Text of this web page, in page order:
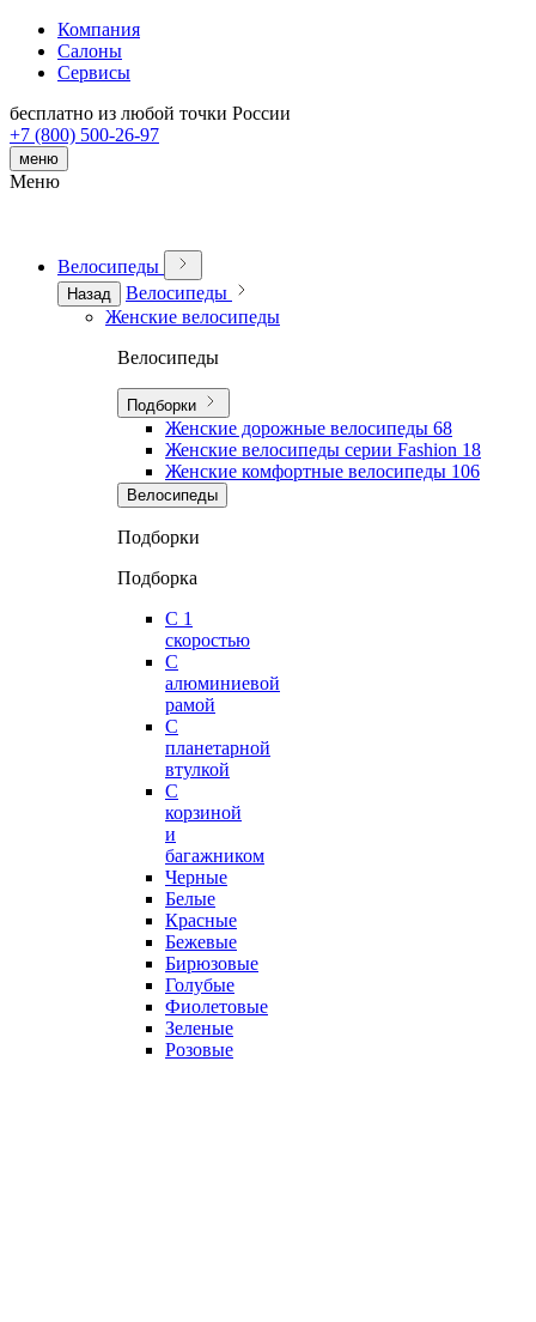
Компания
Салоны
Сервисы
бесплатно из любой точки России
+7 (800) 500-26-97
меню
Меню
Велосипеды
Назад
Велосипеды
Женские велосипеды
Велосипеды
Подборки
Женские дорожные велосипеды 68
Женские велосипеды серии Fashion 18
Женские комфортные велосипеды 106
Велосипеды
Подборки
Подборка
С 1
скоростью
С
алюминиевой
рамой
С
планетарной
втулкой
С
корзиной
и
багажником
Черные
Белые
Красные
Бежевые
Бирюзовые
Голубые
Фиолетовые
Зеленые
Розовые